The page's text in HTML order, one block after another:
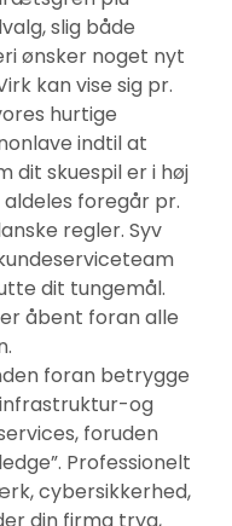
slig både
ønsker noget nyt
kan vise sig pr.
hurtige
indtil at
dit skuespil er i høj
foregår pr.
regler. Syv
dit tungemål.
åbent foran alle
foran betrygge
og
foruden
Professionelt
cybersikkerhed,
din firma tryg,